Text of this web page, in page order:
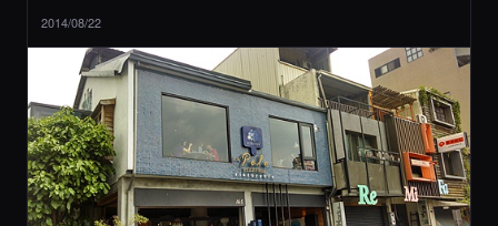
2014/08/22